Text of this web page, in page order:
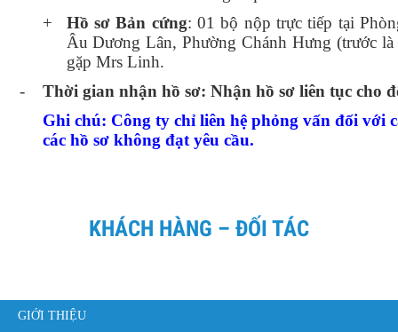
+
Hồ sơ Bản cứng: 01 bộ nộp trực tiếp tại
Âu Dương Lân, Phường Chánh Hưng (trước
gặp Mrs Linh.
-
Thời gian nhận hồ sơ: Nhận hồ sơ liên tục cho
Ghi chú: Công ty chỉ liên hệ phỏng vấn đối với
các hồ sơ không đạt yêu cầu.
KHÁCH HÀNG – ĐỐI TÁC
GIỚI THIỆU